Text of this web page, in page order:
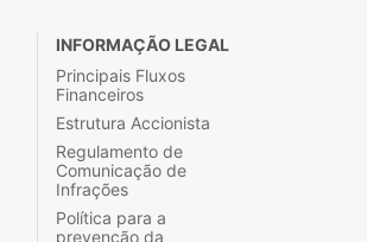
INFORMAÇÃO LEGAL
Principais Fluxos
Financeiros
Estrutura Accionista
Regulamento de
Comunicação de
Infrações
Política para a
prevenção da